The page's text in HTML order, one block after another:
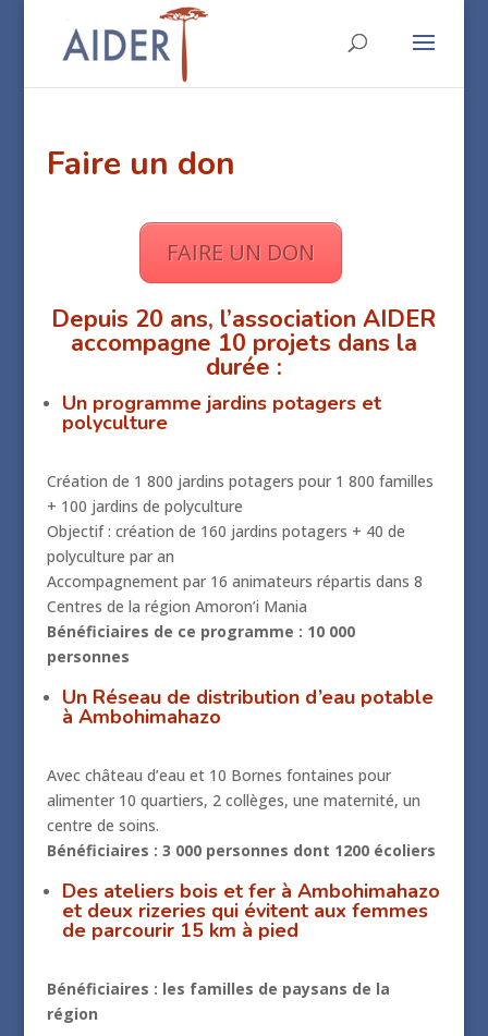
Faire un don
FAIRE UN DON
Depuis 20 ans, l’association AIDER
accompagne 10 projets dans la
durée :
Un programme jardins potagers et
polyculture
Création de 1 800 jardins potagers pour 1 800 familles
+ 100 jardins de polyculture
Objectif : création de 160 jardins potagers + 40 de
polyculture par an
Accompagnement par 16 animateurs répartis dans 8
Centres de la région Amoron’i Mania
Bénéficiaires de ce programme : 10 000
personnes
Un Réseau de distribution d’eau potable
à Ambohimahazo
Avec château d’eau et 10 Bornes fontaines pour
alimenter 10 quartiers, 2 collèges, une maternité, un
centre de soins.
Bénéficiaires : 3 000 personnes dont 1200 écoliers
Des ateliers bois et fer à Ambohimahazo
et deux rizeries qui évitent aux femmes
de parcourir 15 km à pied
Bénéficiaires : les familles de paysans de la
région